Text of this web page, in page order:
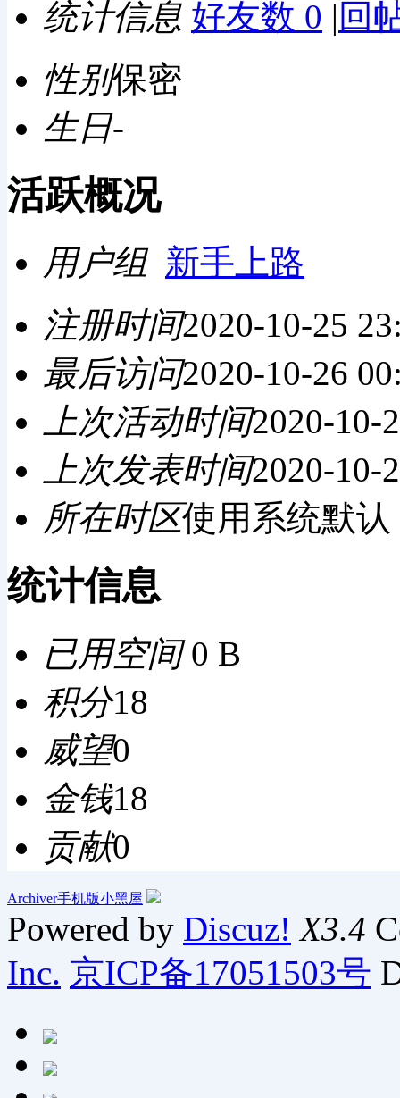
统计信息 好友数 0 | 回
性别保密
生日-
活跃概况
用户组 新手上路
注册时间2020-10-25
最后访问2020-10-26
上次活动时间2020-10-
上次发表时间2020-10-
所在时区使用系统默认
统计信息
已用空间0 B
积分18
威望0
金钱18
贡献0
Archiver手机版小黑屋
Powered by Discuz! X3.4
Inc. 京ICP备17051503号